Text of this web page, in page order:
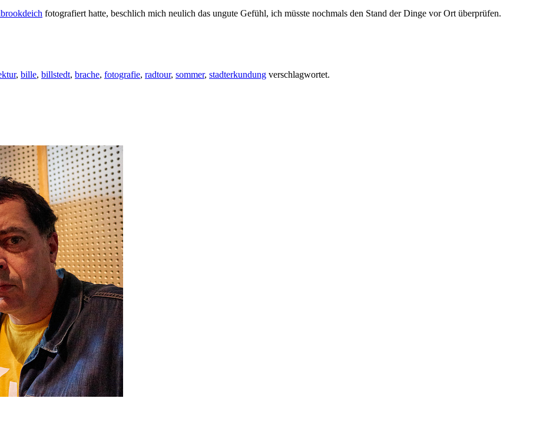
fotografiert hatte, beschlich mich neulich das ungute Gefühl, ich müsste nochmals den Stand der Dinge vor Ort überprüfen.
, bille, billstedt, brache, fotografie, radtour, sommer, stadterkundung verschlagwortet.